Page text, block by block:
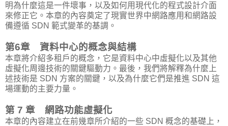
明為什麼這是一件壞事，以及如何用現代化的程式設計介面
來修正它。本章的內容奠定了現實世界中網路應用和網路設
備遵循 SDN 範式變革的基調。
第6章 資料中心的概念與結構
本章將介紹多租戶的概念，它是資料中心中虛擬化以及其他
虛擬化周邊技術的關鍵驅動力。最後，我們將解釋為什麼上
述技術是 SDN 方案的關鍵，以及為什麼它們是推進 SDN 這
場運動的主要力量。
第 7 章 網路功能虛擬化
本章的內容建立在前幾章所介紹的一些 SDN 概念的基礎上，